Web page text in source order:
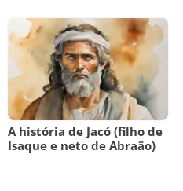
A história de Jacó (filho de
Isaque e neto de Abraão)